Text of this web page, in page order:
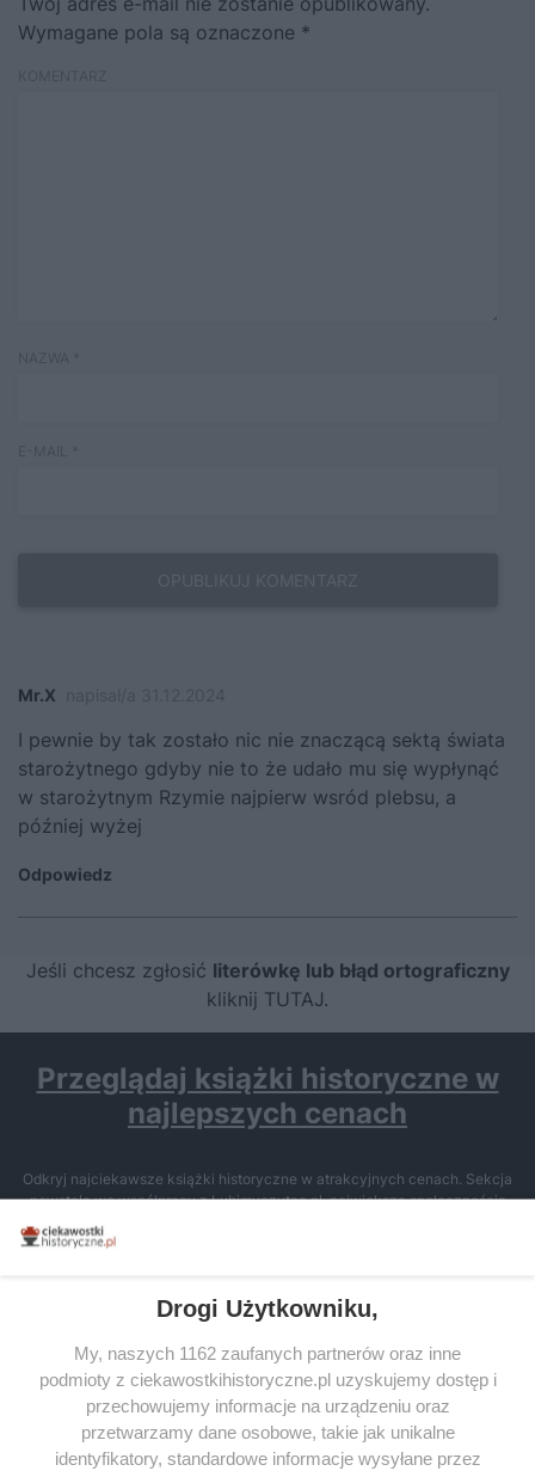
Wymagane pola są oznaczone *
Mr.X
I pewnie by tak zostało nic nie znaczącą sektą świata
starożytnego gdyby nie to że udało mu się wypłynąć
w starożytnym Rzymie najpierw wsród plebsu, a
później wyżej
Odpowiedz
Jeśli chcesz zgłosić literówkę lub błąd ortograficzny
kliknij TUTAJ.
Przeglądaj książki historyczne w
najlepszych cenach
Odkryj najciekawsze książki historyczne w atrakcyjnych cenach. Sekcja
powstała we współpracy z Lubimyczytac.pl, największą społecznością
tytułów najwyżej ocenianych przez czytelników.
SERWIS
SPOŁECZNOŚĆ
Drogi Użytkowniku,
My, naszych 1162 zaufanych partnerów oraz inne
podmioty z ciekawostkihistoryczne.pl uzyskujemy dostęp i
przechowujemy informacje na urządzeniu oraz
przetwarzamy dane osobowe, takie jak unikalne
identyfikatory, standardowe informacje wysyłane przez